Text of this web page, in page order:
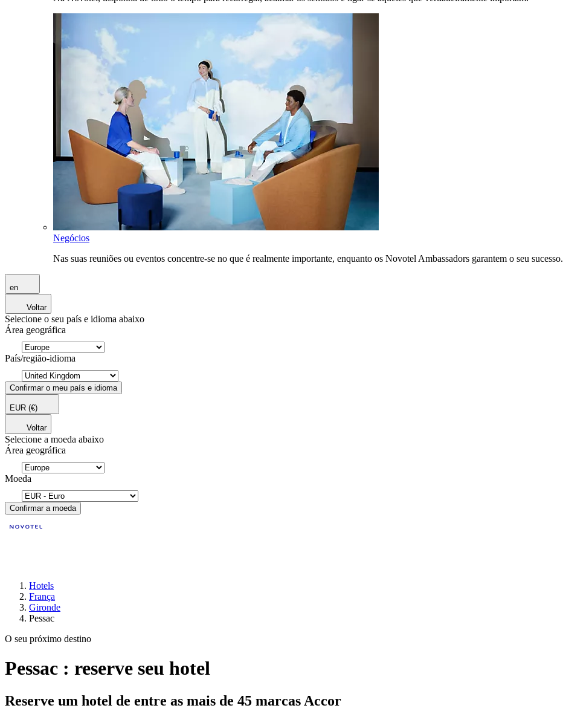
Negócios
Nas suas reuniões ou eventos concentre-se no que é realmente importante, enquanto os Novotel Ambassadors garantem o seu sucesso.
en
Voltar
Selecione o seu país e idioma abaixo
Área geográfica
País/região-idioma
Confirmar o meu país e idioma
EUR (€)
Voltar
Selecione a moeda abaixo
Área geográfica
Moeda
Confirmar a moeda
Hotels
França
Gironde
Pessac
O seu próximo destino
Pessac : reserve seu hotel
Reserve um hotel de entre as mais de 45 marcas Accor